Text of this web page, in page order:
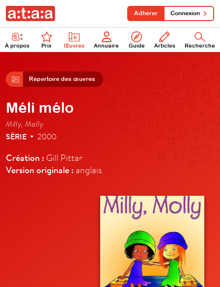
À propos Prix Œuvres Annuaire Guide Articles Recherche
Adhérer Connexion
Répertoire des œuvres
Méli mélo
Milly, Molly
SÉRIE • 2000
Création : Gill Pittar
Version originale : anglais